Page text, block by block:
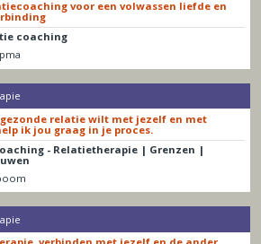
voor een volwassen liefde en
coaching
gezonde relatie wilt met jezelf en met
ik jou graag in je proces.
- Relatietherapie | Grenzen |